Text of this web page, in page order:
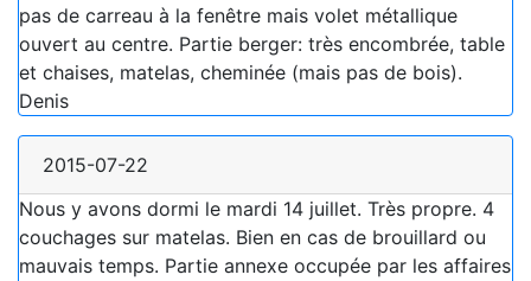
pas de carreau à la fenêtre mais volet métallique
ouvert au centre. Partie berger: très encombrée, table
et chaises, matelas, cheminée (mais pas de bois).
Denis
2015-07-22
Nous y avons dormi le mardi 14 juillet. Très propre. 4
couchages sur matelas. Bien en cas de brouillard ou
mauvais temps. Partie annexe occupée par les affaires